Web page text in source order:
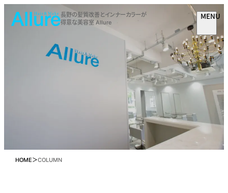
長野の髪質改善とインナーカラーが
得意な美容室 Allure
MENU
HOME COLUMN